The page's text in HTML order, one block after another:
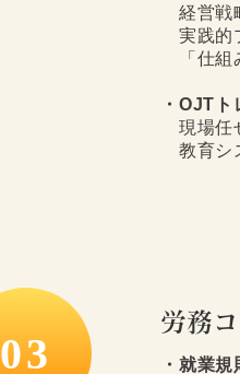
経営戦
実践的
「仕組
・OJT
現場任
教育シ
労務
・就業
03